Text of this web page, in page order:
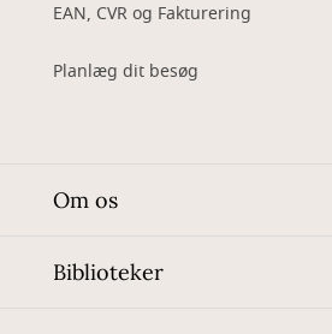
EAN, CVR og Fakturering
Planlæg dit besøg
Om os
Biblioteker